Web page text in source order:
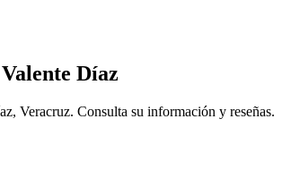
Díaz
Veracruz. Consulta su información y reseñas.